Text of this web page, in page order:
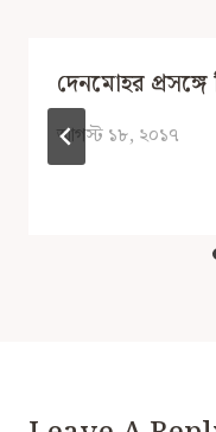
দেনমোহর
আগস্ট ১৮, ২০১৭